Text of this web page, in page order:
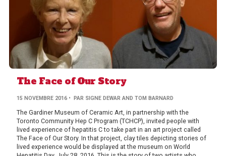
The Face of Our Story
15 NOVEMBRE 2016 • PAR SIGNE DEWAR AND TOM BARNARD
The Gardiner Museum of Ceramic Art, in partnership with the
Toronto Community Hep C Program (TCHCP), invited people with
lived experience of hepatitis C to take part in an art project called
The Face of Our Story. In that project, clay tiles depicting stories of
lived experience would be displayed at the museum on World